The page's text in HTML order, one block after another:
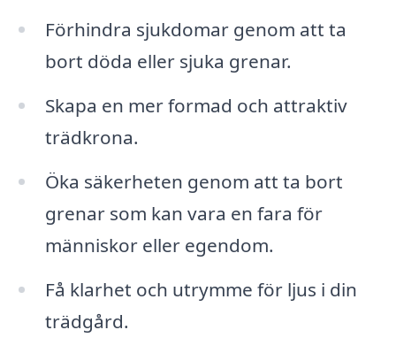
Förhindra sjukdomar genom att ta
bort döda eller sjuka grenar.
Skapa en mer formad och attraktiv
trädkrona.
Öka säkerheten genom att ta bort
grenar som kan vara en fara för
människor eller egendom.
Få klarhet och utrymme för ljus i din
trädgård.